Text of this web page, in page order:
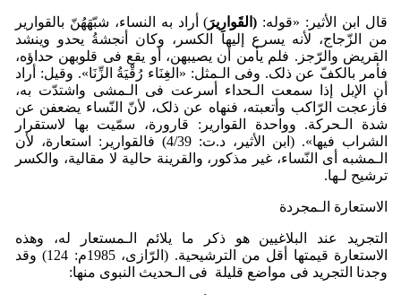
قال ابن الأثیر: «قوله: (القَوارِیرَ) أراد به النساء، شبّهَهُنّ بالقواریر
من الزّجاج، لأنه یسرع إلیها الکسر، وکان أنجشةُ یحدو وینشد
القریض والرّجز. فلم یأمن أن یصیبهن، أو یقع فی قلوبهن حداؤه،
فأمر بالکفّ عن ذلک. وفی الـمثل: «الغِنَاء رُقْیَةُ الزِّنَا». وقیل: أراد
أن الإبل إذا سمعت الـحداء أسرعت فی الـمشی واشتدّت به،
فأزعجت الرّاکب وأتعبته، فنهاه عن ذلک، لأنّ النّساء یضعفن عن
شدة الـحرکة. وواحدة القواریر: قارورة، سمّیت بها لاستقرار
الشراب فیها». (ابن الأثیر، د.ت: 4/39) فالقواریر: استعارة، لأن
الـمشبه أی النّساء، غیر مذکور، والقرینة حالیة لا مقالیة،‌ والکسر
ترشیح لـها.
الاستعارة الـمجردة
التجرید عند البلاغیین هو ذکر ما یلائم الـمستعار له، وهذه
الاستعارة قیمتها أقل من الترشیحیة. (الرّازی، 1985م: 124) وقد
وجدنا التجرید فی مواضع قلیلة فی الـحدیث النبوی منها: